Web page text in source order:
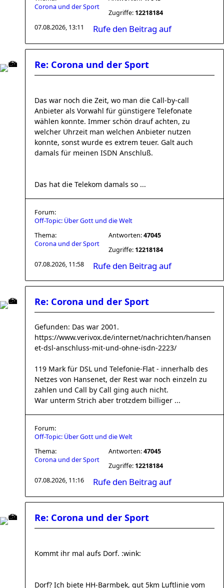
Corona und der Sport
Zugriffe: 12218184
07.08.2026, 13:11
Rufe den Beitrag auf
Re: Corona und der Sport
Das war noch die Zeit, wo man die Call-by-call
Anbieter als Vorwahl für günstigere Telefonate
wählen konnte. Immer schön drauf achten, zu
welcher Uhrzeit man welchen Anbieter nutzen
konnte, sonst wurde es extrem teuer. Galt auch
damals für meinen ISDN Anschluß.
Das hat die Telekom damals so ...
Forum:
Off-Topic: Über Gott und die Welt
Thema:
Corona und der Sport
Antworten:47045
Zugriffe: 12218184
07.08.2026, 11:58
Rufe den Beitrag auf
Re: Corona und der Sport
Gefunden: Das war 2001.
https://www.verivox.de/internet/nachrichten/hansen
et-dsl-anschluss-mit-und-ohne-isdn-2223/
119 Mark für DSL und Telefonie-Flat - innerhalb des
Netzes von Hansenet, der Rest war noch einzeln zu
zahlen und Call by Call ging auch nicht.
War unterm Strich aber trotzdem billiger ...
Forum:
Off-Topic: Über Gott und die Welt
Thema:
Corona und der Sport
Antworten:47045
Zugriffe: 12218184
07.08.2026, 11:16
Rufe den Beitrag auf
Re: Corona und der Sport
Kommt ihr mal aufs Dorf. :wink:
Dorf? Ich biete HH-Barmbek, gut 5km Luftlinie vom